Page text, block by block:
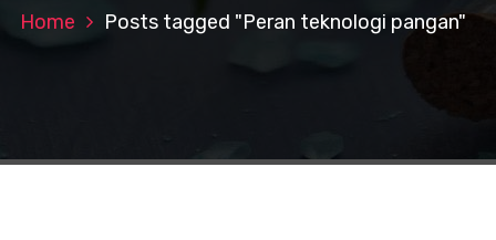
Home Posts tagged "Peran teknologi pangan"